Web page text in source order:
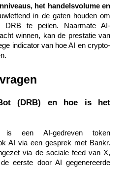
verdienen van passief inkomen
het handelsvolume en
in de gaten houden om
DRB te peilen. Naarmate AI-
winnen, kan de prestatie van
indicator van hoe AI en crypto-
(DRB) en hoe is het
is een AI-gedreven token
AI via een gesprek met Bankr.
via de sociale feed van X,
eerste door AI gegenereerde